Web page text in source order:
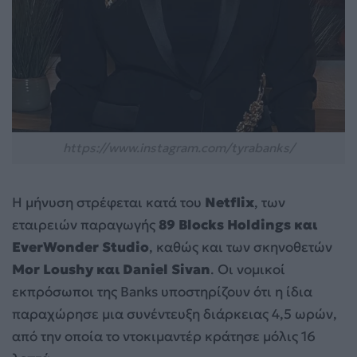
Η μήνυση στρέφεται κατά του Netflix, των
εταιρειών παραγωγής 89 Blocks Holdings και
EverWonder Studio, καθώς και των σκηνοθετών
Mor Loushy και Daniel Sivan. Οι νομικοί
εκπρόσωποι της Banks υποστηρίζουν ότι η ίδια
παραχώρησε μια συνέντευξη διάρκειας 4,5 ωρών,
από την οποία το ντοκιμαντέρ κράτησε μόλις 16